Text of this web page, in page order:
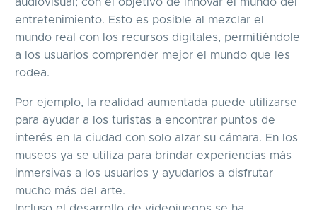
entretenimiento. Esto es posible al mezclar el
mundo real con los recursos digitales, permitiéndole
a los usuarios comprender mejor el mundo que les
rodea.
Por ejemplo, la realidad aumentada puede utilizarse
para ayudar a los turistas a encontrar puntos de
interés en la ciudad con solo alzar su cámara. En los
museos ya se utiliza para brindar experiencias más
inmersivas a los usuarios y ayudarlos a disfrutar
mucho más del arte.